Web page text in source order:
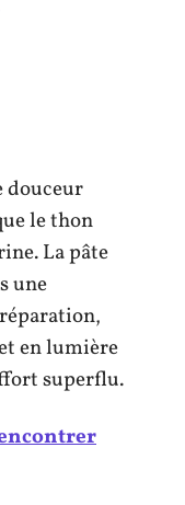
douceur
le thon
La pâte
une
en lumière
superflu.